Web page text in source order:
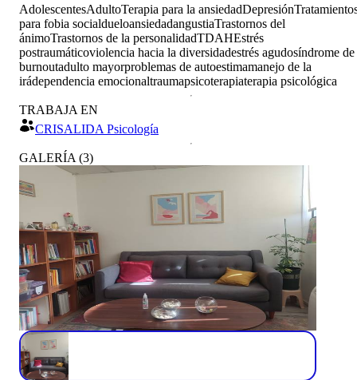
AdolescentesAdultoTerapia para la ansiedadDepresión
para fobia socialdueloansiedadangustiaTrastornos del
ánimoTrastornos de la personalidadTDAHEstrés
postraumáticoviolencia hacia la diversidadestrés agudosíndrome de
burnoutadulto mayorproblemas de autoestimamanejo de la
irádependencia emocionaltraumapsicoterapiaterapia psicológica
TRABAJA EN
CRISALIDA Psicología
GALERÍA (3)